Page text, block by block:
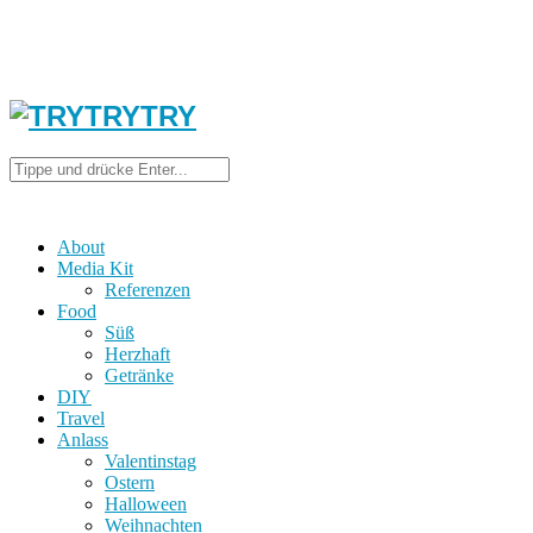
About
Media Kit
Referenzen
Food
Süß
Herzhaft
Getränke
DIY
Travel
Anlass
Valentinstag
Ostern
Halloween
Weihnachten